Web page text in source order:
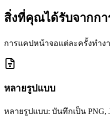
สิ่งที่คุณได้รับจากก
การแคปหน้าจอแต่ละครั้งทำง
หลายรูปแบบ
หลายรูปแบบ: บันทึกเป็น PNG,